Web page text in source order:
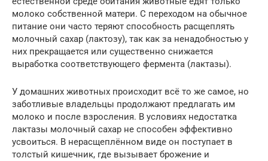
молоко собственной матери. С переходом на обычное
питание они часто теряют способность расщеплять
молочный сахар (лактозу), так как за ненадобностью у
них прекращается или существенно снижается
выработка соответствующего фермента (лактазы).
У домашних животных происходит всё то же самое, но
заботливые владельцы продолжают предлагать им
молоко и после взросления. В условиях недостатка
лактазы молочный сахар не способен эффективно
усвоиться. В нерасщеплённом виде он поступает в
толстый кишечник, где вызывает брожение и